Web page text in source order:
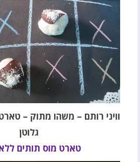
וויני רותם – משהו מתוק –
גלוטן
טארט מוס תותים ללא